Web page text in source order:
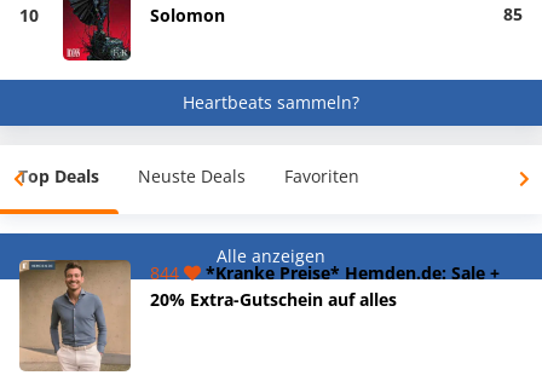
10 Solomon 85
Heartbeats sammeln?
Top Deals Neuste Deals Favoriten
Alle anzeigen
844
*Kranke Preise* Hemden.de: Sale +
20% Extra-Gutschein auf alles